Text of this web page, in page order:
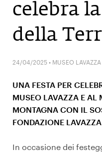
celebra
della
24/04/2025 • MUSEO LAVAZZA
UNA FESTA PER
MUSEO LAVAZZA E AL
MONTAGNA CON IL
FONDAZIONE LAVAZZA
In occasione dei